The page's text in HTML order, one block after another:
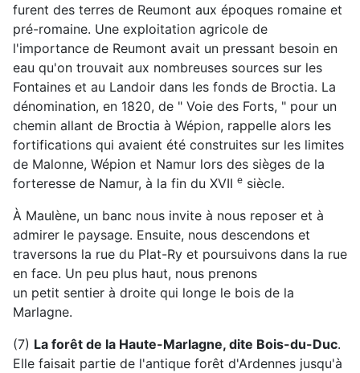
furent des terres de Reumont aux époques romaine et
pré-romaine. Une exploitation agricole de
l'importance de Reumont avait un pressant besoin en
eau qu'on trouvait aux nombreuses sources sur les
Fontaines et au Landoir dans les fonds de Broctia. La
dénomination, en 1820, de " Voie des Forts, " pour un
chemin allant de Broctia à Wépion, rappelle alors les
fortifications qui avaient été construites sur les limites
de Malonne, Wépion et Namur lors des sièges de la
forteresse de Namur, à la fin du XVII e siècle.
À Maulène, un banc nous invite à nous reposer et à
admirer le paysage. Ensuite, nous descendons et
traversons la rue du Plat-Ry et poursuivons dans la rue
en face. Un peu plus haut, nous prenons
un petit sentier à droite qui longe le bois de la
Marlagne.
(7) La forêt de la Haute-Marlagne, dite Bois-du-Duc.
Elle faisait partie de l'antique forêt d'Ardennes jusqu'à